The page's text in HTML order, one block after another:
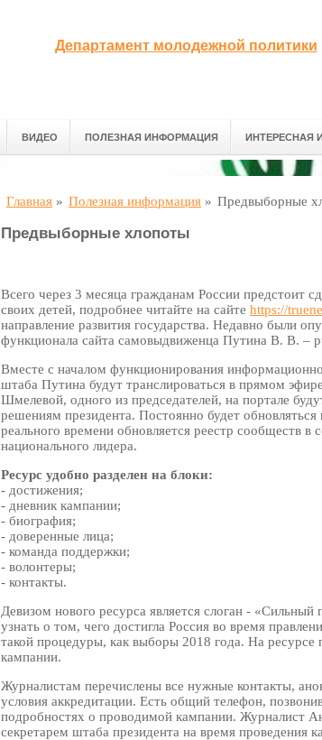
Департамент молодежной политики
ВИДЕО ПОЛЕЗНАЯ ИНФОРМАЦИЯ ИНТЕРЕСНАЯ
Главная » Полезная информация » Предвыборные
Предвыборные хлопоты
Всего через 3 месяца гражданам России предстоит
своих детей, подробнее читайте на сайте https://
направление развития государства. Недавно были
функционала сайта самовыдвиженца Путина В. В. –
Вместе с началом функционирования
штаба Путина будут транслироваться в прямом
Шмелевой, одного из председателей, на портале
решениям президента. Постоянно будет
реального времени обновляется реестр сообществ
национального лидера.
Ресурс удобно разделен на блоки:
- достижения;
- дневник кампании;
- биография;
- доверенные лица;
- команда поддержки;
- волонтеры;
- контакты.
Девизом нового ресурса является слоган -
узнать о том, чего достигла Россия во время
такой процедуры, как выборы 2018 года. На ресурсе
кампании.
Журналистам перечислены все нужные контакты,
условия аккредитации. Есть общий телефон,
подробностях о проводимой кампании. Журналист
секретарем штаба президента на время проведения